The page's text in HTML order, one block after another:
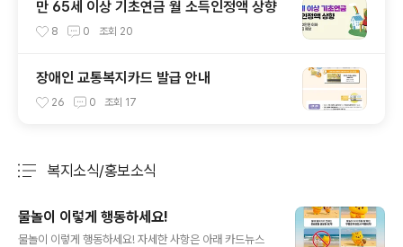
만 65세 이상 기초연금 월 소득인정액 상향
8 0 조회 20
장애인 교통복지카드 발급 안내
26 0 조회 17
복지소식/홍보소식
물놀이 이렇게 행동하세요!
물놀이 이렇게 행동하세요! 자세한 사항은 아래 카드뉴스